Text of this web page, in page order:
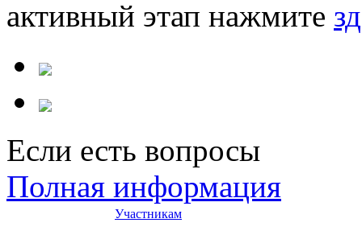
активный этап нажмите
Если есть вопросы
Полная информация
Участникам